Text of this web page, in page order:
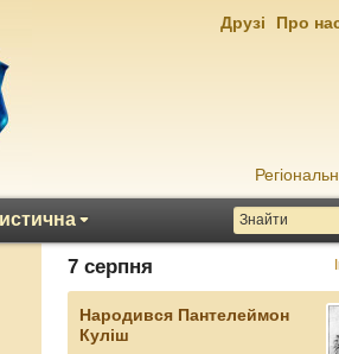
Друзі Про
7 серпня
Народився Пантелеймон
Куліш